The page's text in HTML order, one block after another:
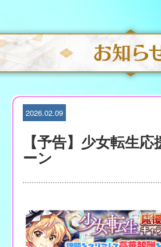
i
p
t
o
c
2026.02.09
【予告】少女転生
ーン